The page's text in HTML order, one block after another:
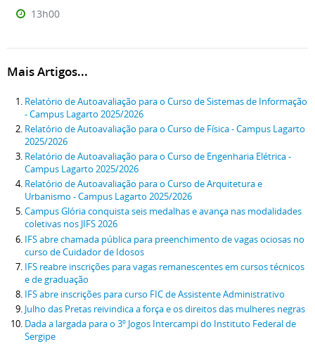
13h00
Mais Artigos...
Relatório de Autoavaliação para o Curso de Sistemas de Informação
- Campus Lagarto 2025/2026
Relatório de Autoavaliação para o Curso de Física - Campus Lagarto
2025/2026
Relatório de Autoavaliação para o Curso de Engenharia Elétrica -
Campus Lagarto 2025/2026
Relatório de Autoavaliação para o Curso de Arquitetura e
Urbanismo - Campus Lagarto 2025/2026
Campus Glória conquista seis medalhas e avança nas modalidades
coletivas nos JIFS 2026
IFS abre chamada pública para preenchimento de vagas ociosas no
curso de Cuidador de Idosos
IFS reabre inscrições para vagas remanescentes em cursos técnicos
e de graduação
IFS abre inscrições para curso FIC de Assistente Administrativo
Julho das Pretas reivindica a força e os direitos das mulheres negras
Dada a largada para o 3º Jogos Intercampi do Instituto Federal de
Sergipe